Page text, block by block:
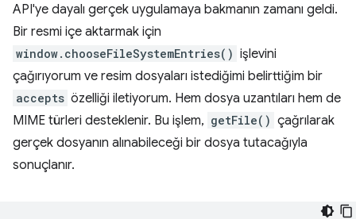
API'ye dayalı gerçek uygulamaya bakmanın zamanı geldi.
Bir resmi içe aktarmak için
window.chooseFileSystemEntries() işlevini
çağırıyorum ve resim dosyaları istediğimi belirttiğim bir
accepts özelliği iletiyorum. Hem dosya uzantıları hem de
MIME türleri desteklenir. Bu işlem, getFile() çağrılarak
gerçek dosyanın alınabileceği bir dosya tutacağıyla
sonuçlanır.